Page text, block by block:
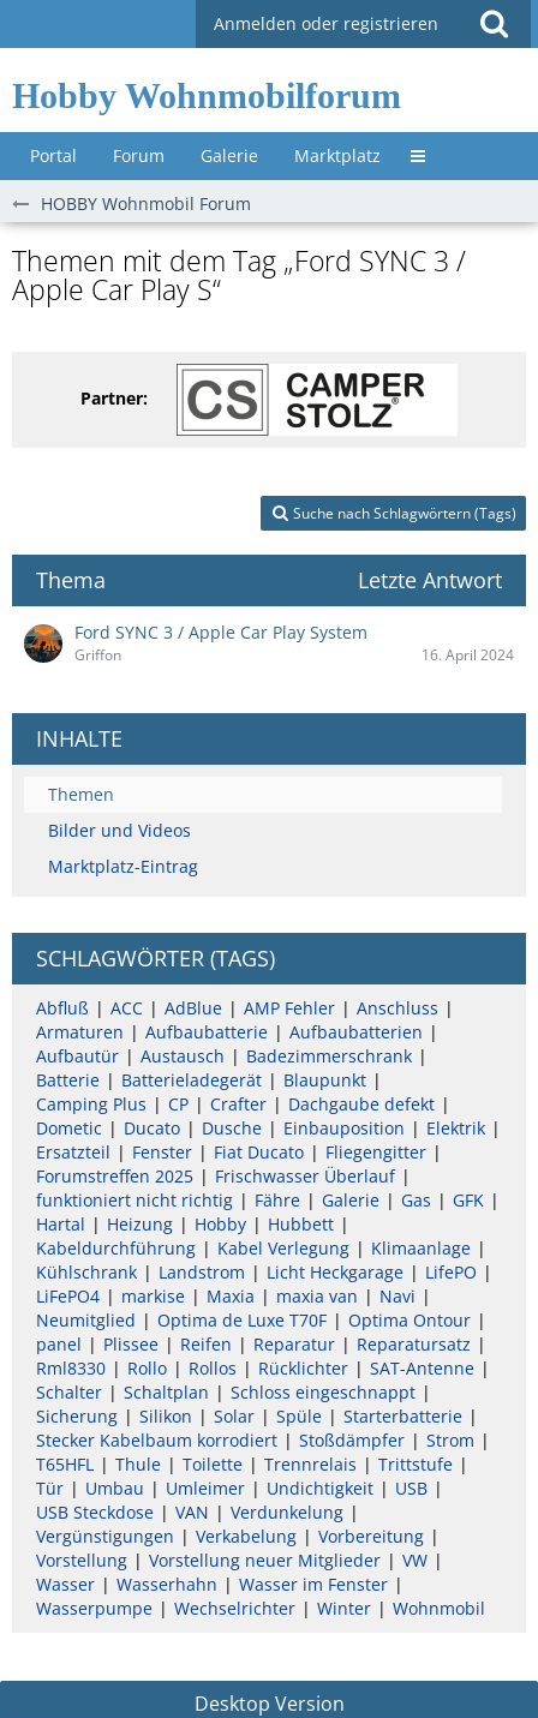
Anmelden oder registrieren
Hobby Wohnmobilforum
Portal Forum Galerie Marktplatz Untermenü »
HOBBY Wohnmobil Forum
Themen mit dem Tag „Ford SYNC 3 /
Apple Car Play S“
Partner:
Suche nach Schlagwörtern (Tags)
Thema Letzte Antwort
Ford SYNC 3 / Apple Car Play System
Griffon 16. April 2024
INHALTE
Themen
Bilder und Videos
Marktplatz-Eintrag
SCHLAGWÖRTER (TAGS)
Abfluß ACC AdBlue AMP Fehler
Anschluss
Armaturen
Aufbaubatterie
Aufbaubatterien
Aufbautür
Austausch
Badezimmerschrank
Batterie
Batterieladegerät
Blaupunkt
Camping Plus
CP Crafter
Dachgaube defekt
Dometic
Ducato Dusche Einbauposition
Elektrik
Ersatzteil
Fenster Fiat Ducato
Fliegengitter
Forumstreffen 2025
Frischwasser Überlauf
funktioniert nicht richtig
Fähre Galerie Gas
GFK
Hartal
Heizung Hobby
Hubbett
Kabeldurchführung
Kabel Verlegung
Klimaanlage
Kühlschrank
Landstrom Licht Heckgarage
LifePO
LiFePO4
markise Maxia maxia van
Navi
Neumitglied
Optima de Luxe T70F
Optima Ontour
panel
Plissee Reifen Reparatur
Reparatursatz
Rml8330
Rollo Rollos Rücklichter
SAT-Antenne
Schalter
Schaltplan
Schloss eingeschnappt
Sicherung
Silikon Solar Spüle
Starterbatterie
Stecker Kabelbaum korrodiert
Stoßdämpfer
Strom
T65HFL
Thule Toilette Trennrelais
Trittstufe
Tür
Umbau Umleimer Undichtigkeit
USB
USB Steckdose
VAN
Verdunkelung
Vergünstigungen
Verkabelung
Vorbereitung
Vorstellung
Vorstellung neuer Mitglieder
VW
Wasser
Wasserhahn
Wasser im Fenster
Wasserpumpe
Wechselrichter Winter Wohnmobil
Desktop Version